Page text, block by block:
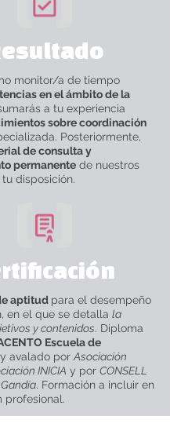
monitor/a de tiempo
en el ámbito de la
a tu experiencia
sobre coordinación
Posteriormente,
de consulta y
permanente de nuestros
disposición.
aptitud para el desempeño
en el que se detalla la
y contenidos. Diploma
Escuela de
y avalado por Asociación
INICIA y por CONSELL
Gandía. Formación a incluir en
profesional.